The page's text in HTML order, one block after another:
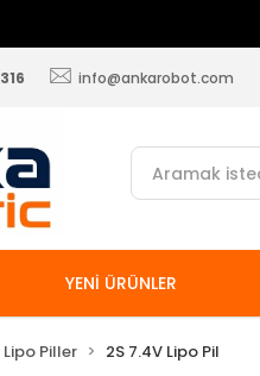
info@ankarobot.com
YENİ ÜRÜNLER
Lipo Piller 2S 7.4V Lipo Pil